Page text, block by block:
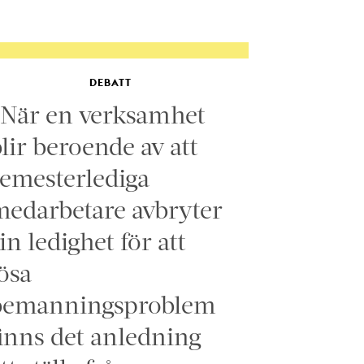
DEBATT
en verksamhet
beroende av att
avbryter
ledighet för att
det anledning